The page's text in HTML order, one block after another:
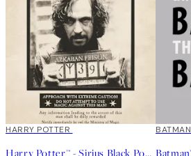
50%*
HARRY POTTER
Harry Potter™ - Sirius Black Poster
50%*
BATMAN